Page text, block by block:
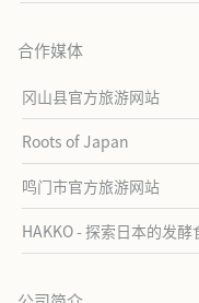
合作媒体
冈山县官方旅游网站
Roots of Japan
鸣门市官方旅游网站
HAKKO - 探索日本的发酵